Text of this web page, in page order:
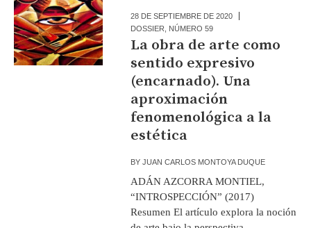
28 DE SEPTIEMBRE DE 2020
DOSSIER
NÚMERO 59
La obra de arte como
sentido expresivo
(encarnado). Una
aproximación
fenomenológica a la
estética
BYJUAN CARLOS MONTOYA DUQUE
ADÁN AZCORRA MONTIEL,
“INTROSPECCIÓN” (2017)
Resumen El artículo explora la noción